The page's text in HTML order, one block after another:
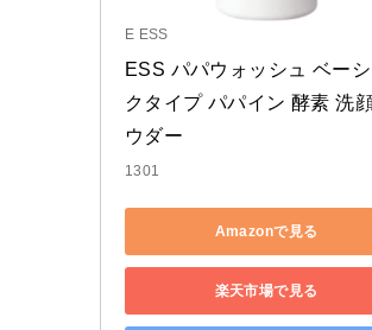
E ESS
ESS パパウォッシュ ベーシ
クタイプ パパイン 酵素 洗
ウダー
1301
Amazonで見る
楽天市場で見る